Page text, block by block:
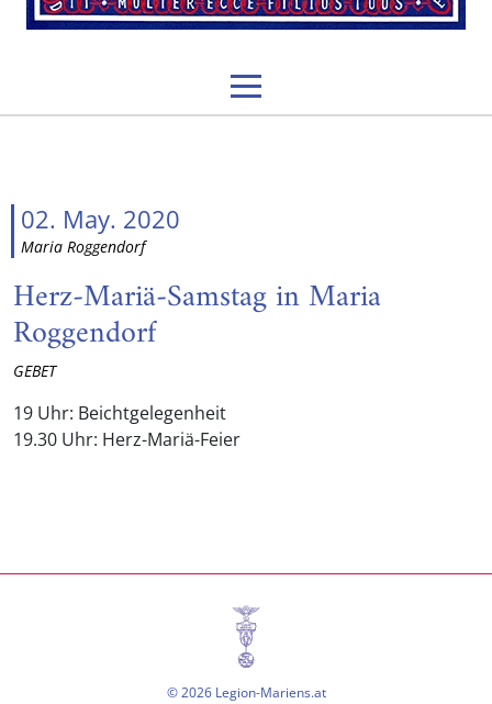
02. May. 2020
Maria Roggendorf
Herz-Mariä-Samstag in Maria
Roggendorf
GEBET
19 Uhr: Beichtgelegenheit
19.30 Uhr: Herz-Mariä-Feier
© 2026 Legion-Mariens.at